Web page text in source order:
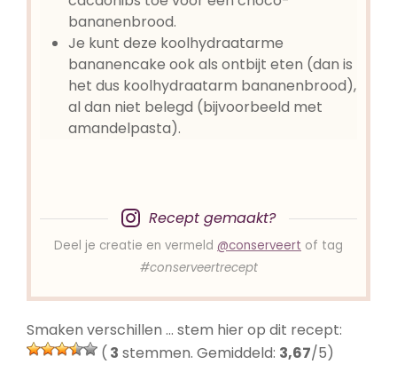
bananenbrood.
Je kunt deze koolhydraatarme
bananencake ook als ontbijt eten (dan is
het dus koolhydraatarm bananenbrood),
al dan niet belegd (bijvoorbeeld met
amandelpasta).
Recept gemaakt?
Deel je creatie en vermeld @conserveert of tag
#conserveertrecept
Smaken verschillen … stem hier op dit recept:
( 3 stemmen. Gemiddeld: 3,67/5)